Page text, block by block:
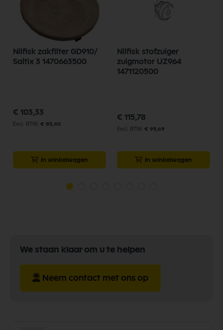
Nilfisk zakfilter GD910/
Saltix 3 1470663500
€ 103,33
€ 85,40
In winkelwagen
Nilfisk stofzuiger
zuigmotor UZ964
1471120500
€ 115,78
€ 95,69
In winkelwagen
We staan klaar om u te helpen
Neem contact met ons op